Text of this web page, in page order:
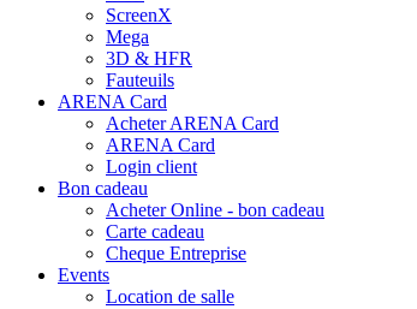
ScreenX
Mega
3D & HFR
Fauteuils
ARENA Card
Acheter ARENA Card
ARENA Card
Login client
Bon cadeau
Acheter Online - bon cadeau
Carte cadeau
Cheque Entreprise
Events
Location de salle